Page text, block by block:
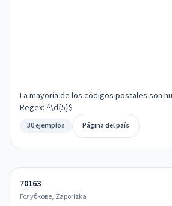
La mayoría de los códigos postales son
Regex: ^\d{5}$
30 ejemplos Página del país
70163
Голубкове, Zaporizka